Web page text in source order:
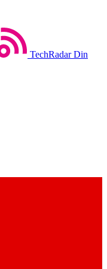
TechRadar Din